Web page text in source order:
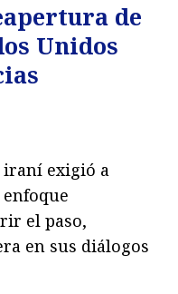
de
Unidos
iraní exigió a
el paso,
en sus diálogos